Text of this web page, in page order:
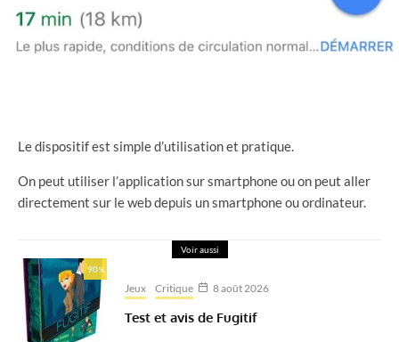
Le dispositif est simple d’utilisation et pratique.
On peut utiliser l’application sur smartphone ou on peut aller
directement sur le web depuis un smartphone ou ordinateur.
Voir aussi
90%
Jeux Critique 8 août 2026
Test et avis de Fugitif